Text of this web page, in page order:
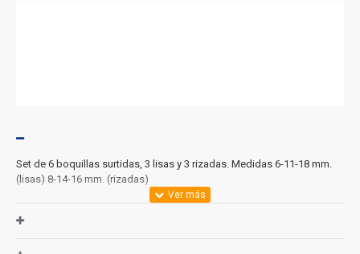
Set de 6 boquillas surtidas, 3 lisas y 3 rizadas. Medidas 6-11-18 mm.
(lisas) 8-14-16 mm. (rizadas)